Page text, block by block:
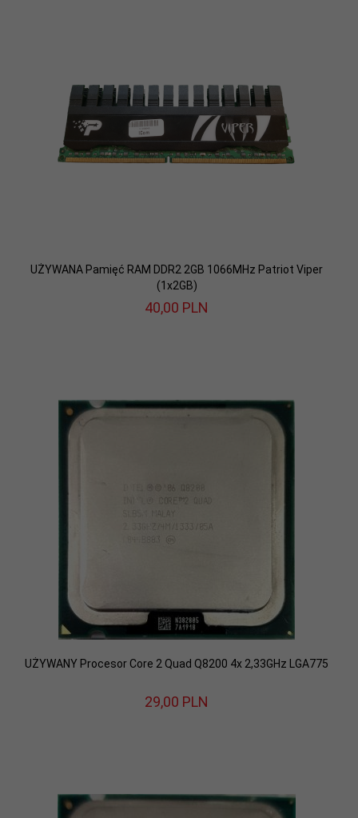
UŻYWANA Pamięć RAM DDR2 2GB 1066MHz Patriot Viper
(1x2GB)
40,00 PLN
UŻYWANY Procesor Core 2 Quad Q8200 4x 2,33GHz LGA775
29,00 PLN